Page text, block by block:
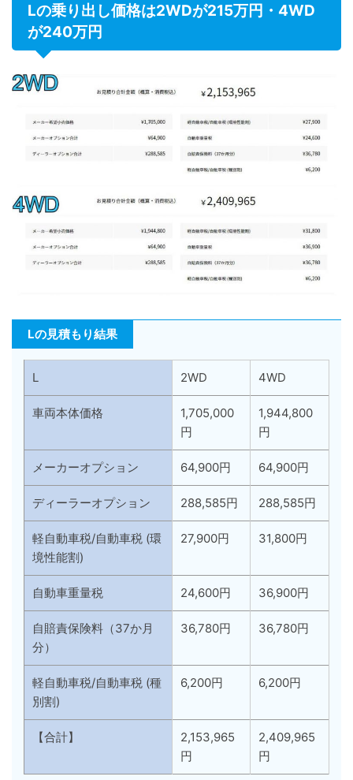
Lの乗り出し価格は2WDが215万円・4WD
が240万円
Lの見積もり結果
L 2WD 4WD
車両本体価格
1,705,000
円
1,944,800
円
メーカーオプション 64,900円 64,900円
ディーラーオプション 288,585円 288,585円
軽自動車税/自動車税 (環
境性能割)
27,900円 31,800円
自動車重量税 24,600円 36,900円
自賠責保険料（37か月
分）
36,780円 36,780円
軽自動車税/自動車税 (種
別割)
6,200円 6,200円
【合計】
2,153,965
円
2,409,965
円